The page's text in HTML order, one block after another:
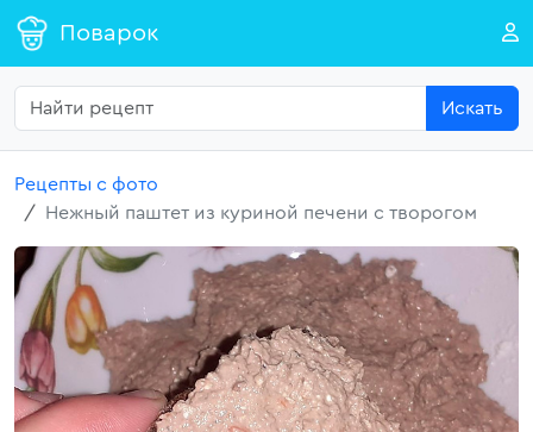
Поварок
Искать
Рецепты с фото
Нежный паштет из куриной печени с творогом